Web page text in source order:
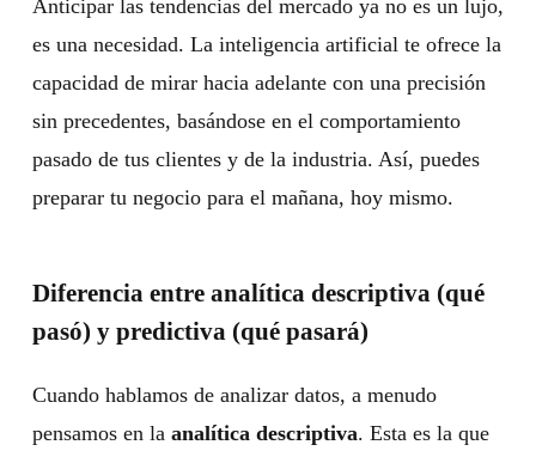
Anticipar las tendencias del mercado ya no es un lujo,
es una necesidad. La inteligencia artificial te ofrece la
capacidad de mirar hacia adelante con una precisión
sin precedentes, basándose en el comportamiento
pasado de tus clientes y de la industria. Así, puedes
preparar tu negocio para el mañana, hoy mismo.
Diferencia entre analítica descriptiva (qué
pasó) y predictiva (qué pasará)
Cuando hablamos de analizar datos, a menudo
pensamos en la analítica descriptiva. Esta es la que